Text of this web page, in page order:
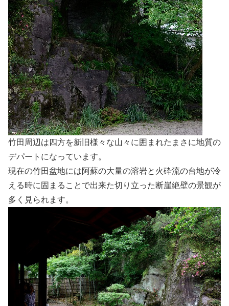
竹田周辺は四方を新旧様々な山々に囲まれたまさに地質の
デパートになっています。
現在の竹田盆地には阿蘇の大量の溶岩と火砕流の台地が冷
える時に固まることで出来た切り立った断崖絶壁の景観が
多く見られます。